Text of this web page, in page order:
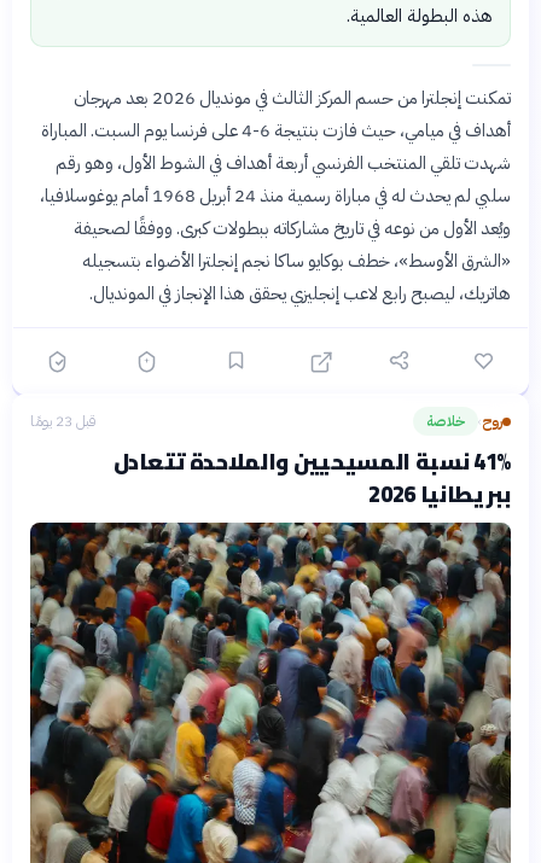
هذه البطولة العالمية.
تمكنت إنجلترا من حسم المركز الثالث في مونديال 2026 بعد مهرجان
أهداف في ميامي، حيث فازت بنتيجة 6-4 على فرنسا يوم السبت. المباراة
شهدت تلقي المنتخب الفرنسي أربعة أهداف في الشوط الأول، وهو رقم
سلبي لم يحدث له في مباراة رسمية منذ 24 أبريل 1968 أمام يوغوسلافيا،
ويُعد الأول من نوعه في تاريخ مشاركاته ببطولات كبرى. ووفقًا لصحيفة
«الشرق الأوسط»، خطف بوكايو ساكا نجم إنجلترا الأضواء بتسجيله
هاتريك، ليصبح رابع لاعب إنجليزي يحقق هذا الإنجاز في المونديال.
روح› خلاصة قبل 23 يومًا
41% نسبة المسيحيين والملاحدة تتعادل
ببريطانيا 2026